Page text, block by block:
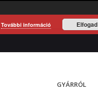
GYÁRRÓL
További információ Elfogad